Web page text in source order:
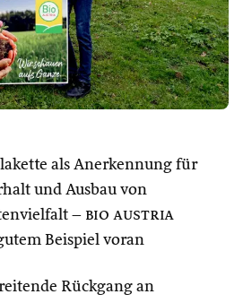
als Anerkennung für
und Ausbau von
– bio austria
Beispiel voran
Rückgang an